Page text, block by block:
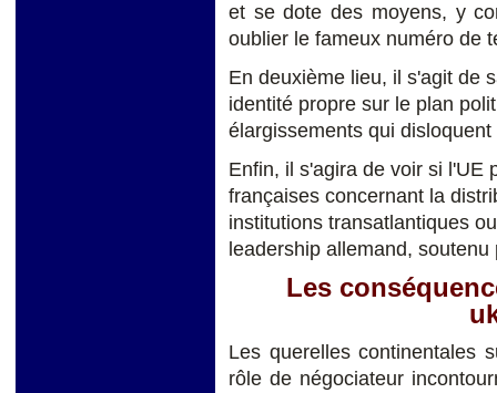
et se dote des moyens, y
oublier le fameux numéro de
En deuxième lieu, il s'agit de
identité propre sur le plan
élargissements qui
Enfin, il s'agira de voir si l'UE
françaises concernant la
institutions transatlantiques
leadership allemand,
Les
Les querelles continentales
rôle de négociateur